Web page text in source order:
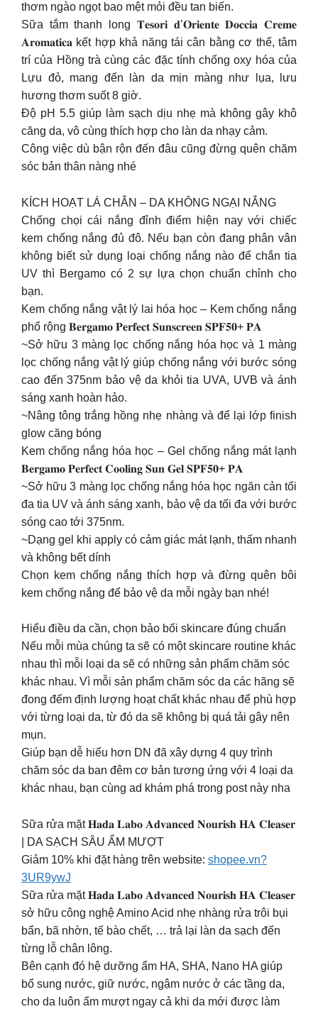
thơm ngào ngọt bao mệt mỏi đều tan biến.
Sữa tắm thanh long 𝐓𝐞𝐬𝐨𝐫𝐢 𝐝’𝐎𝐫𝐢𝐞𝐧𝐭𝐞 𝐃𝐨𝐜𝐜𝐢𝐚 𝐂𝐫𝐞𝐦𝐞
𝐀𝐫𝐨𝐦𝐚𝐭𝐢𝐜𝐚 kết hợp khả năng tái cân bằng cơ thể, tâm
trí của Hồng trà cùng các đặc tính chống oxy hóa của
Lựu đỏ, mang đến làn da mịn màng như lụa, lưu
hương thơm suốt 8 giờ.
Độ pH 5.5 giúp làm sạch dịu nhẹ mà không gây khô
căng da, vô cùng thích hợp cho làn da nhạy cảm.
Công việc dù bận rộn đến đâu cũng đừng quên chăm
sóc bản thân nàng nhé
KÍCH HOẠT LÁ CHẮN – DA KHÔNG NGẠI NẮNG
Chống chọi cái nắng đỉnh điểm hiện nay với chiếc
kem chống nắng đủ đô. Nếu bạn còn đang phân vân
không biết sử dụng loại chống nắng nào để chắn tia
UV thì Bergamo có 2 sự lựa chọn chuẩn chỉnh cho
bạn.
Kem chống nắng vật lý lai hóa học – Kem chống nắng
phổ rộng 𝐁𝐞𝐫𝐠𝐚𝐦𝐨 𝐏𝐞𝐫𝐟𝐞𝐜𝐭 𝐒𝐮𝐧𝐬𝐜𝐫𝐞𝐞𝐧 𝐒𝐏𝐅𝟓𝟎+ 𝐏𝐀
~Sở hữu 3 màng lọc chống nắng hóa học và 1 màng
lọc chống nắng vật lý giúp chống nắng với bước sóng
cao đến 375nm bảo vệ da khỏi tia UVA, UVB và ánh
sáng xanh hoàn hảo.
~Nâng tông trắng hồng nhẹ nhàng và để lại lớp finish
glow căng bóng
Kem chống nắng hóa học – Gel chống nắng mát lạnh
𝐁𝐞𝐫𝐠𝐚𝐦𝐨 𝐏𝐞𝐫𝐟𝐞𝐜𝐭 𝐂𝐨𝐨𝐥𝐢𝐧𝐠 𝐒𝐮𝐧 𝐆𝐞𝐥 𝐒𝐏𝐅𝟓𝟎+ 𝐏𝐀
~Sở hữu 3 màng lọc chống nắng hóa học ngăn cản tối
đa tia UV và ánh sáng xanh, bảo vệ da tối đa với bước
sóng cao tới 375nm.
~Dạng gel khi apply có cảm giác mát lạnh, thấm nhanh
và không bết dính
Chọn kem chống nắng thích hợp và đừng quên bôi
kem chống nắng để bảo vệ da mỗi ngày bạn nhé!
Hiểu điều da cần, chọn bảo bối skincare đúng chuẩn
Nếu mỗi mùa chúng ta sẽ có một skincare routine khác
nhau thì mỗi loại da sẽ có những sản phẩm chăm sóc
khác nhau. Vì mỗi sản phẩm chăm sóc da các hãng sẽ
đong đếm định lượng hoạt chất khác nhau để phù hợp
với từng loại da, từ đó da sẽ không bị quá tải gây nên
mụn.
Giúp bạn dễ hiểu hơn DN đã xây dựng 4 quy trình
chăm sóc da ban đêm cơ bản tương ứng với 4 loại da
khác nhau, bạn cùng ad khám phá trong post này nha
Sữa rửa mặt 𝐇𝐚𝐝𝐚 𝐋𝐚𝐛𝐨 𝐀𝐝𝐯𝐚𝐧𝐜𝐞𝐝 𝐍𝐨𝐮𝐫𝐢𝐬𝐡 𝐇𝐀 𝐂𝐥𝐞𝐚𝐬𝐞𝐫
| DA SẠCH SÂU ẨM MƯỢT
Giảm 10% khi đặt hàng trên website: shopee.vn?
3UR9ywJ
Sữa rửa mặt 𝐇𝐚𝐝𝐚 𝐋𝐚𝐛𝐨 𝐀𝐝𝐯𝐚𝐧𝐜𝐞𝐝 𝐍𝐨𝐮𝐫𝐢𝐬𝐡 𝐇𝐀 𝐂𝐥𝐞𝐚𝐬𝐞𝐫
sở hữu công nghệ Amino Acid nhẹ nhàng rửa trôi bụi
bẩn, bã nhờn, tế bào chết, … trả lại làn da sạch đến
từng lỗ chân lông.
Bên cạnh đó hệ dưỡng ẩm HA, SHA, Nano HA giúp
bổ sung nước, giữ nước, ngậm nước ở các tầng da,
cho da luôn ẩm mượt ngay cả khi da mới được làm